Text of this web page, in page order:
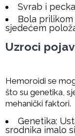
Svrab i
Bola
sjedećem
Uzroci
Hemoroidi se
što su genetika,
mehanički faktori.
Genetika:
srodnika imalo